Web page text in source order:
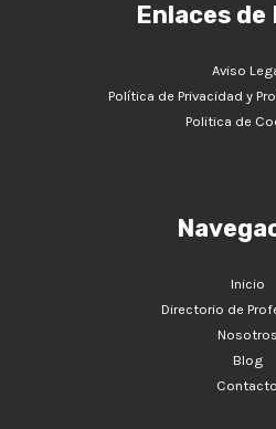
Enlaces
Aviso
Política de Privacidad y
Politica de
Inicio
Directorio de
Nosotros
Blog
Contacto